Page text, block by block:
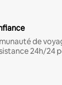
de
24h/24